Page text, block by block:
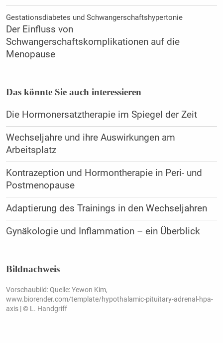
Gestationsdiabetes und Schwangerschaftshypertonie
Der Einfluss von
Schwangerschaftskomplikationen auf die
Menopause
Das könnte Sie auch interessieren
Die Hormonersatztherapie im Spiegel der Zeit
Wechseljahre und ihre Auswirkungen am
Arbeitsplatz
Kontrazeption und Hormontherapie in Peri- und
Postmenopause
Adaptierung des Trainings in den Wechseljahren
Gynäkologie und Inflammation – ein Überblick
Bildnachweis
Vorschaubild: Quelle: Yewon Kim,
www.biorender.com/template/hypothalamic-pituitary-adrenal-hpa-
axis | © L. Handgriff